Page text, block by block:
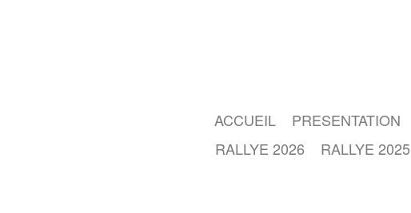
ACCUEIL PRESENTATION
RALLYE 2026
RALLYE 2025